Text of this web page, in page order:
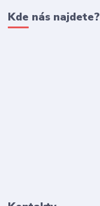
Kde nás najdete?